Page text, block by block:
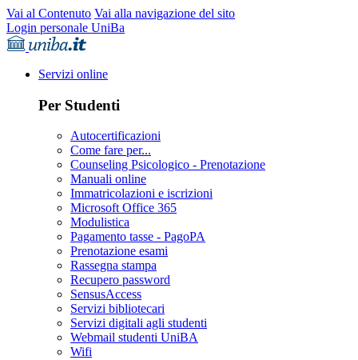
Vai al Contenuto Vai alla navigazione del sito
Login personale UniBa
Servizi online
Per Studenti
Autocertificazioni
Come fare per...
Counseling Psicologico - Prenotazione
Manuali online
Immatricolazioni e iscrizioni
Microsoft Office 365
Modulistica
Pagamento tasse - PagoPA
Prenotazione esami
Rassegna stampa
Recupero password
SensusAccess
Servizi bibliotecari
Servizi digitali agli studenti
Webmail studenti UniBA
Wifi